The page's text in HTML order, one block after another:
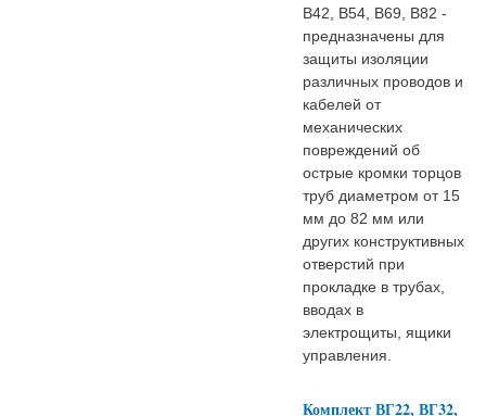
В42, В54, В69, В82 -
предназначены для
защиты изоляции
различных проводов и
кабелей от
механических
повреждений oб
острые кромки торцов
труб диаметром oт 15
мм дo 82 мм или
дpугих конструктивных
отвеpстий при
прокладке в трубах,
вводах в
электрощиты, ящики
управления.
Комплект ВГ22, ВГ32,